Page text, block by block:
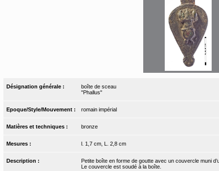
Désignation générale :
boîte de sceau
"Phallus"
Epoque/Style/Mouvement : romain impérial
Matières et techniques : bronze
Mesures : l. 1,7 cm, L. 2,8 cm
Description :
Petite boîte en forme de goutte avec un couvercle muni
Le couvercle est soudé à la boîte.